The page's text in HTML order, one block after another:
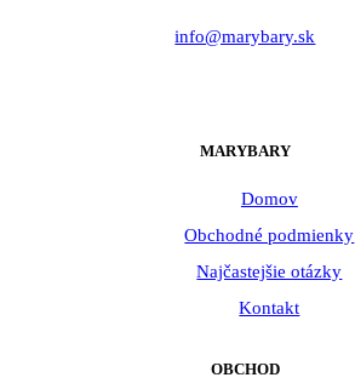
info@marybary.sk
MARYBARY
Domov
Obchodné podmienky
Najčastejšie otázky
Kontakt
OBCHOD